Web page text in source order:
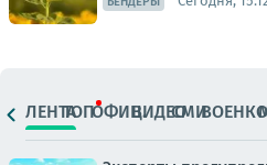
ЛЕНТАТОПОФИЦ.ВИДЕОСМИ